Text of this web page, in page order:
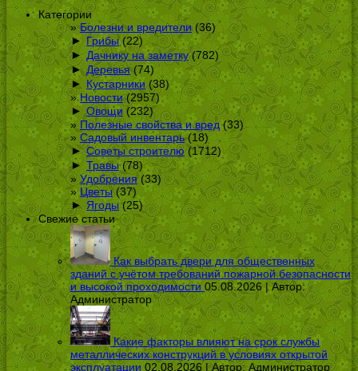
Категории
Болезни и вредители(36)
► Грибы(22)
► Дачнику на заметку(782)
► Деревья(74)
► Кустарники(38)
Новости(2957)
► Овощи (232)
Полезные свойства и вред(33)
Садовый инвентарь(18)
► Советы строителю(1712)
► Травы(78)
Удобрения(33)
Цветы(37)
► Ягоды(25)
Свежие статьи
Как выбрать двери для общественных
зданий с учётом требований пожарной безопасности
и высокой проходимости 05.08.2026 | Автор:
Администратор
Какие факторы влияют на срок службы
металлических конструкций в условиях открытой
эксплуатации 02.08.2026 | Автор: Администратор